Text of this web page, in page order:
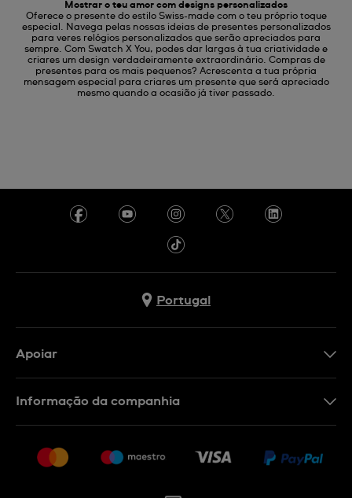
Mostrar o teu amor com designs personalizados
Oferece o presente do estilo Swiss-made com o teu próprio toque
especial. Navega pelas nossas ideias de presentes personalizados
para veres relógios personalizados que serão apreciados para
sempre. Com Swatch X You, podes dar largas à tua criatividade e
criares um design verdadeiramente extraordinário. Compras de
presentes para os mais pequenos? Acrescenta a tua própria
mensagem especial para criares um presente que será apreciado
mesmo quando a ocasião já tiver passado.
Portugal
Apoiar
Rescindir o contrato
Informação da companhia
Carreiras